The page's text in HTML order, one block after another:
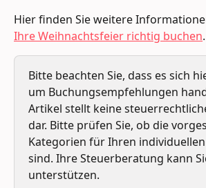
Hier finden Sie weitere
Ihre Weihnachtsfeier richtig buchen.
Bitte beachten Sie, dass es sich
um Buchungsempfehlungen
Artikel stellt keine
dar. Bitte prüfen Sie, ob die
Kategorien für Ihren individuellen
sind. Ihre Steuerberatung kann
unterstützen.